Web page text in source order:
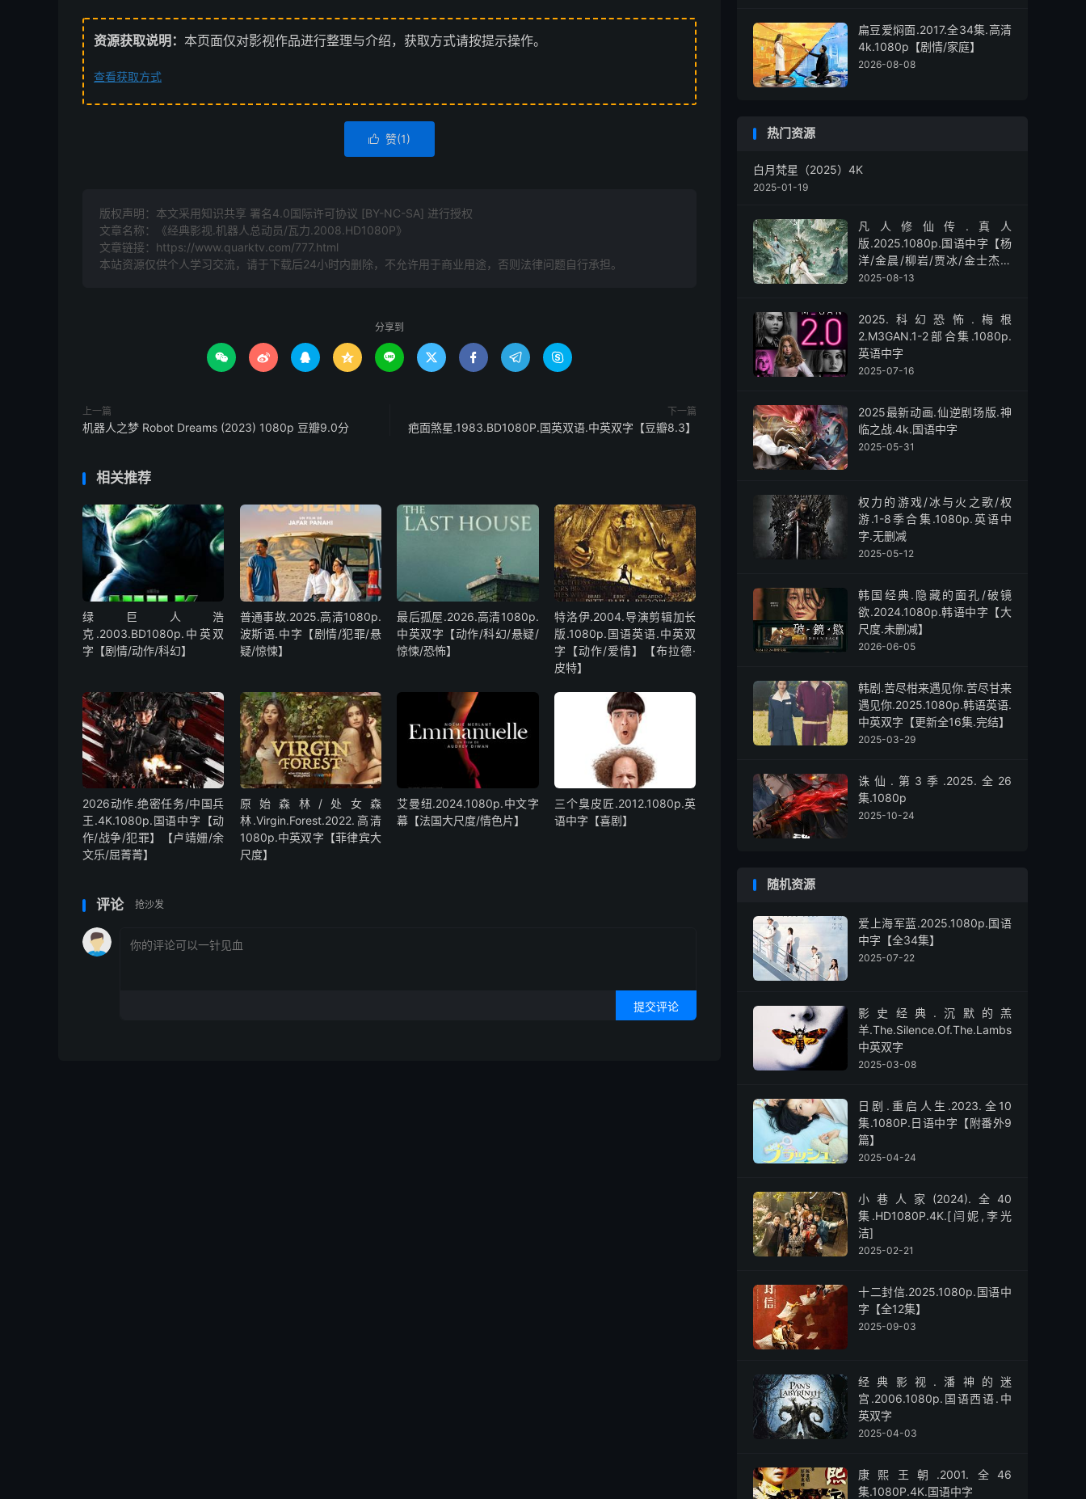
资源获取说明： 本页面仅对影视作品进行整理与介绍，获取方式请按提示操作。
查看获取方式
 赞(1)
版权声明：本文采用知识共享 署名4.0国际许可协议 [BY-NC-SA] 进行授权
文章名称：《经典影视.机器人总动员/瓦力.2008.HD1080P》
文章链接： https://www.quarktv.com/777.html
本站资源仅供个人学习交流，请于下载后24小时内删除，不允许用于商业用途，否则法律问题自行承担。
分享到
        
上一篇
机器人之梦 Robot Dreams (2023) 1080p 豆瓣9.0分
下一篇
疤面煞星.1983.BD1080P.国英双语.中英双字【豆瓣8.3】
相关推荐
绿巨人浩
克.2003.BD1080p.中英双
字【剧情/动作/科幻】
普通事故.2025.高清1080p.
波斯语.中字【剧情/犯罪/悬
疑/惊悚】
最后孤屋.2026.高清1080p.
中英双字【动作/科幻/悬疑/
惊悚/恐怖】
特洛伊.2004.导演剪辑加长
版.1080p.国语英语.中英双
字【动作/爱情】【布拉德·
皮特】
2026动作.绝密任务/中国兵
王.4K.1080p.国语中字【动
作/战争/犯罪】【卢靖姗/余
文乐/屈菁菁】
原始森林/处女森
林.Virgin.Forest.2022.高清
1080p.中英双字【菲律宾大
尺度】
艾曼纽.2024.1080p.中文字
幕【法国大尺度/情色片】
三个臭皮匠.2012.1080p.英
语中字【喜剧】
评论 抢沙发
提交评论
扁豆爱焖面.2017.全34集.高清
4k.1080p【剧情/家庭】
2026-08-08
热门资源
白月梵星（2025）4K
2025-01-19
凡人修仙传.真人
版.2025.1080p.国语中字【杨
洋/金晨/柳岩/贾冰/金士杰】
【全30集】
2025-08-13
2025.科幻恐怖.梅根
2.M3GAN.1-2部合集.1080p.
英语中字
2025-07-16
2025最新动画.仙逆剧场版.神
临之战.4k.国语中字
2025-05-31
权力的游戏/冰与火之歌/权
游.1-8季合集.1080p.英语中
字.无删减
2025-05-12
韩国经典.隐藏的面孔/破镜
欲.2024.1080p.韩语中字【大
尺度.未删减】
2026-06-05
韩剧.苦尽柑来遇见你.苦尽甘来
遇见你.2025.1080p.韩语英语.
中英双字【更新全16集.完结】
2025-03-29
诛仙.第3季.2025.全26
集.1080p
2025-10-24
随机资源
爱上海军蓝.2025.1080p.国语
中字【全34集】
2025-07-22
影史经典.沉默的羔
羊.The.Silence.Of.The.Lambs.1991.1080p.
中英双字
2025-03-08
日剧.重启人生.2023.全10
集.1080P.日语中字【附番外9
篇】
2025-04-24
小巷人家(2024).全40
集.HD1080P.4K.[闫妮,李光
洁]
2025-02-21
十二封信.2025.1080p.国语中
字【全12集】
2025-09-03
经典影视.潘神的迷
宫.2006.1080p.国语西语.中
英双字
2025-04-03
康熙王朝.2001.全46
集.1080P.4K.国语中字